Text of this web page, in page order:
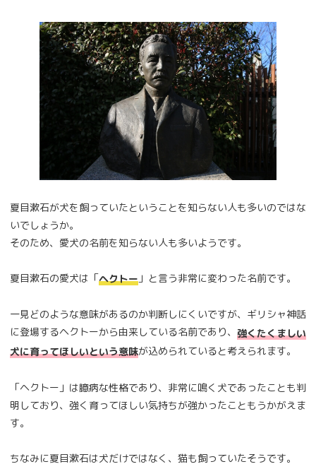
夏目漱石が犬を飼っていたということを知らない人も多いのではな
いでしょうか。
そのため、愛犬の名前を知らない人も多いようです。
夏目漱石の愛犬は「ヘクトー 」と言う非常に変わった名前です。
一見どのような意味があるのか判断しにくいですが、ギリシャ神話
に登場するヘクトーから由来している名前であり、 強くたくましい
犬に育ってほしいという意味が込められていると考えられます。
「ヘクトー」は臆病な性格であり、非常に鳴く犬であったことも判
明しており、強く育ってほしい気持ちが強かったこともうかがえま
す。
ちなみに夏目漱石は犬だけではなく、猫も飼っていたそうです。